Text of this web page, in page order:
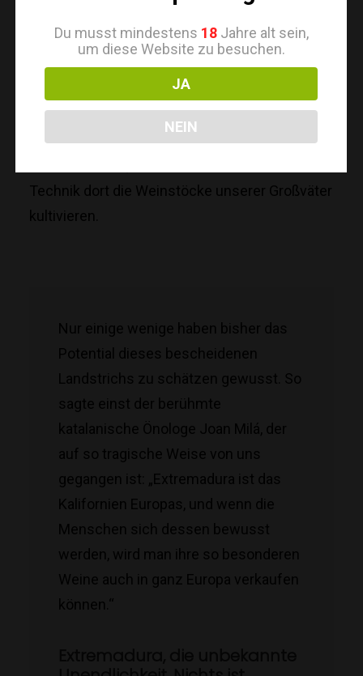
Einblick in die Bearbeitung des Landes und die
Liebe und die Leidenschaft für ein Handwerk,
das für Einige das älteste unserer Heimat ist.
Nun sind wir es, die schwärmerische Zeugen
und Akteure eines Landes sind, das seines
Technik dort die Weinstöcke unserer Großväter
kultivieren.
Nur einige wenige haben bisher das
Potential dieses bescheidenen
Landstrichs zu schätzen gewusst. So
sagte einst der berühmte
katalanische Önologe Joan Milá, der
auf so tragische Weise von uns
gegangen ist: „Extremadura ist das
Kalifornien Europas, und wenn die
Menschen sich dessen bewusst
werden, wird man ihre so besonderen
Weine auch in ganz Europa verkaufen
können.“
Du musst mindestens 18Jahre alt sein,
um diese Website zu besuchen.
JA
NEIN